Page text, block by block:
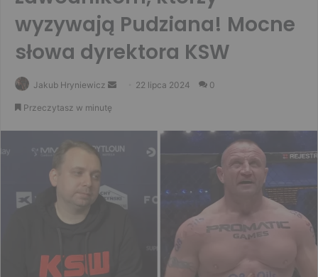
wyzywają Pudziana! Mocne
słowa dyrektora KSW
Jakub Hryniewicz
Send 22 lipca 2024 0
Przeczytasz w minutę